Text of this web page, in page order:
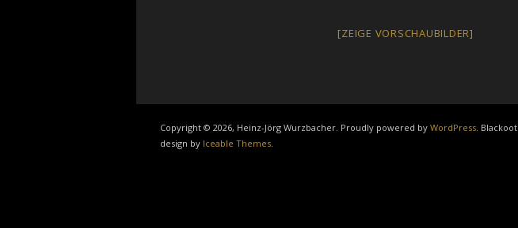
[ZEIGE VORSCHAUBILDER]
Copyright © 2026, Heinz-Jörg Wurzbacher. Proudly powered by WordPress. Blackoot
design by Iceable Themes.